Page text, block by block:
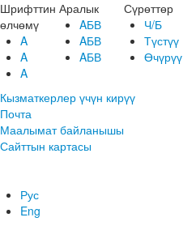
Шрифттин
өлчөмү
A
A
A
Аралык
AБВ
AБВ
AБВ
Сүрөттөр
Ч/Б
Түстүү
Өчүрүү
Кызматкерлер үчүн кирүү
Почта
Маалымат байланышы
Сайттын картасы
Рус
Eng